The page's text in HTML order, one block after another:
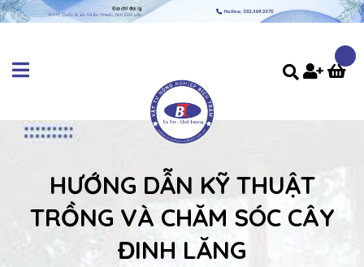
HƯỚNG DẪN KỸ THUẬT
TRỒNG VÀ CHĂM SÓC CÂY
ĐINH LĂNG